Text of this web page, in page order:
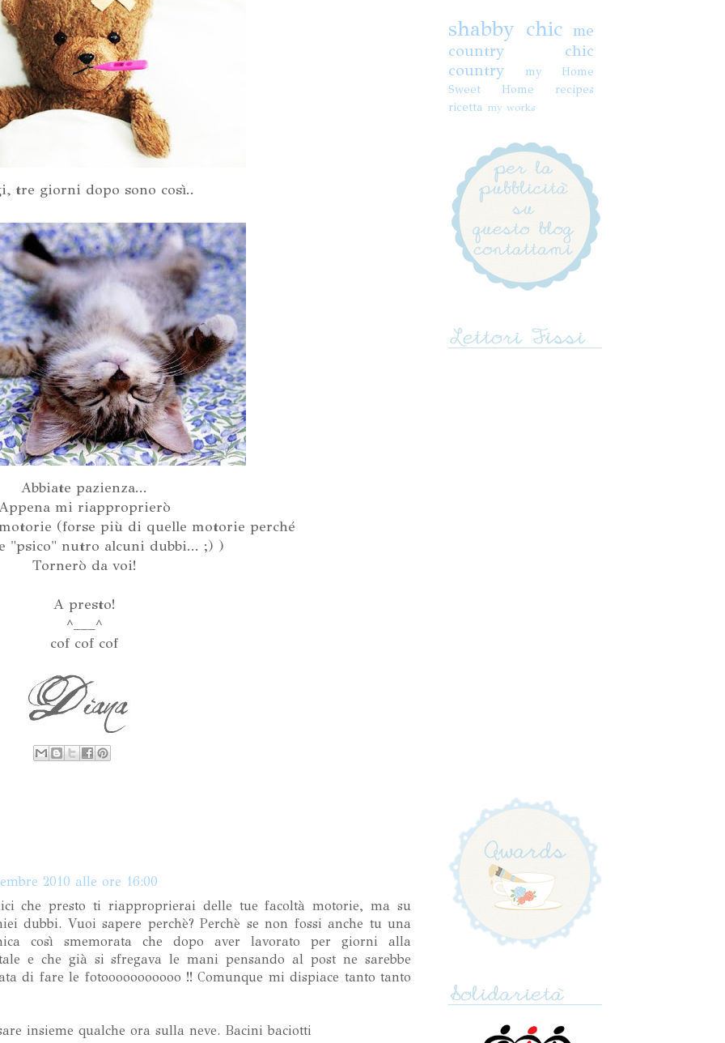
tre giorni dopo sono così..
Abbiate pazienza...
mi riapproprierò
(forse più di quelle motorie perché
"psico" nutro alcuni dubbi... ;) )
Tornerò da voi!
A presto!
^___^
cof cof cof
2010 alle ore 16:00
che presto ti riapproprierai delle tue facoltà motorie, ma su
dubbi. Vuoi sapere perchè? Perchè se non fossi anche tu una
così smemorata che dopo aver lavorato per giorni alla
e che già si sfregava le mani pensando al post ne sarebbe
di fare le fotooooooooooo !! Comunque mi dispiace tanto tanto
insieme qualche ora sulla neve. Bacini baciotti
shabby chic me
country chic
country
my Home
Sweet Home
recipes
ricetta my works